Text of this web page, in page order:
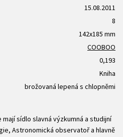
15.08.2011
8
142x185 mm
COOBOO
0,193
Kniha
brožovaná lepená s chlopněmi
sídlo slavná výzkumná a studijní
Astronomická observatoř a hlavně